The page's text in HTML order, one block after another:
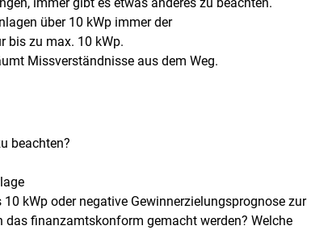
über 10 kWp immer der
bis zu max. 10 kWp.
Missverständnisse aus dem Weg.
beachten?
kWp oder negative Gewinnerzielungsprognose zur
das finanzamtskonform gemacht werden? Welche